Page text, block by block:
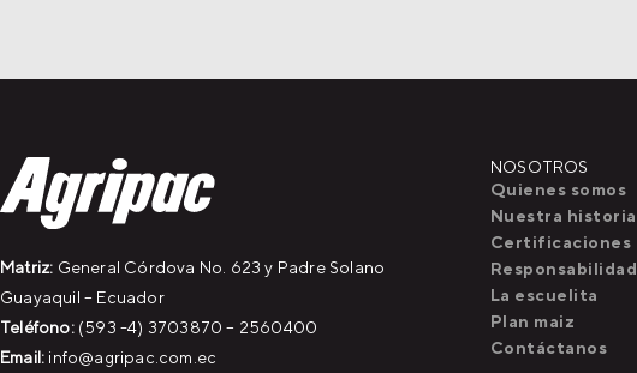
Matriz: General Córdova No. 623 y Padre Solano
Guayaquil – Ecuador
Teléfono:(593 -4) 3703870 – 2560400
Email: info@agripac.com.ec
NOSOTROS
Quienes somos
Nuestra historia
Certificaciones
Responsabilidad
La escuelita
Plan maiz
Contáctanos